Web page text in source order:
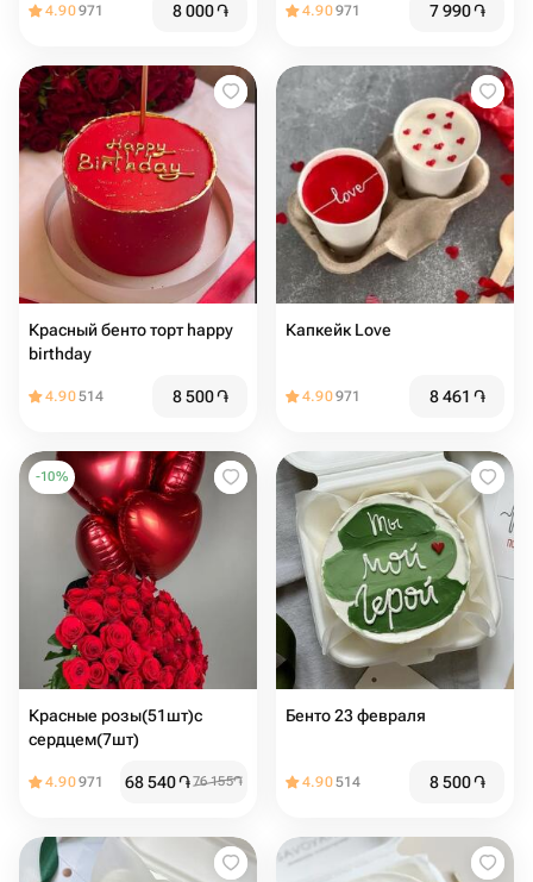
4.90971 8 000֏ 4.90971 7 990֏
Красный бенто торт happy
birthday
4.90514 8 500֏
Капкейк Love
4.90971 8 461 ֏
-10%
Красные розы(51шт)с
сердцем(7шт)
4.90971 68 540֏76 155֏
Бенто 23 февраля
4.90514 8 500֏